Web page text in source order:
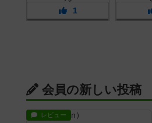
1
会員の新しい投稿
レビュー